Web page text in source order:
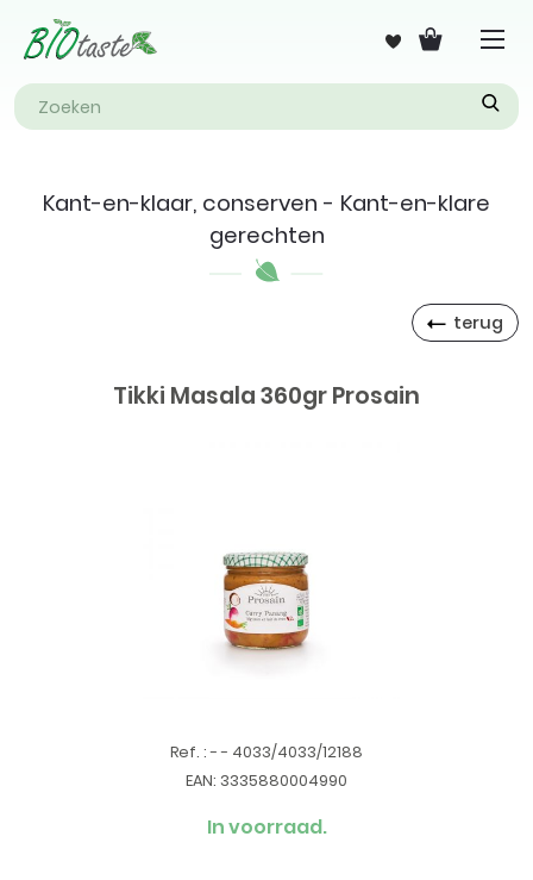
Kant-en-klaar, conserven - Kant-en-klare
gerechten
terug
Tikki Masala 360gr Prosain
Ref. : - - 4033/4033/12188
EAN: 3335880004990
In voorraad.